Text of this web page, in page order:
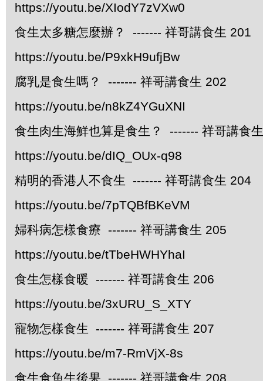
https://youtu.be/XIodY7zVXw0
食生太多糖怎麼辦？ ------- 祥哥講食生 201
https://youtu.be/P9xkH9ufjBw
腐乳是食生嗎？ ------- 祥哥講食生 202
https://youtu.be/n8kZ4YGuXNI
食生肉生海鮮也算是食生？ ------- 祥哥講食
https://youtu.be/dIQ_OUx-q98
精明的香港人不食生 ------- 祥哥講食生 204
https://youtu.be/7pTQBfBKeVM
婦科病怎樣食療 ------- 祥哥講食生 205
https://youtu.be/tTbeHWHYhaI
食生怎樣食暖 ------- 祥哥講食生 206
https://youtu.be/3xURU_S_XTY
寵物怎樣食生 ------- 祥哥講食生 207
https://youtu.be/m7-RmVjX-8s
食生食魚生後果 ------- 祥哥講食生 208